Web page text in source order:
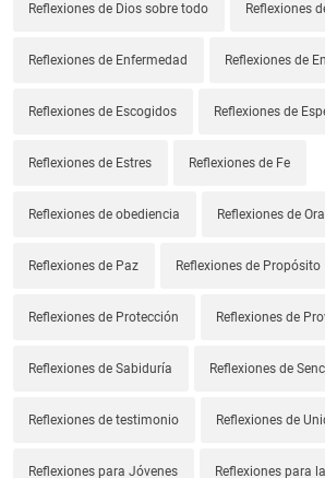
Reflexiones de Dios sobre todo Reflexiones
Reflexiones de Enfermedad Reflexiones de
Reflexiones de Escogidos Reflexiones de
Reflexiones de Estres Reflexiones de Fe
Reflexiones de obediencia Reflexiones de
Reflexiones de Paz Reflexiones de Propósito
Reflexiones de Protección Reflexiones de
Reflexiones de Sabiduría Reflexiones de
Reflexiones de testimonio Reflexiones de
Reflexiones para Jóvenes Reflexiones para